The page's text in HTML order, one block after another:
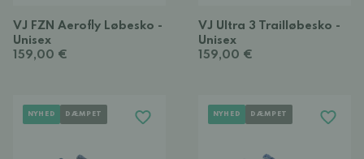
VJ FZN Aerofly Løbesko -
Unisex
159,00 €
VJ Ultra 3 Trailløbesko -
Unisex
159,00 €
NYHED DÆMPET NYHED DÆMPET